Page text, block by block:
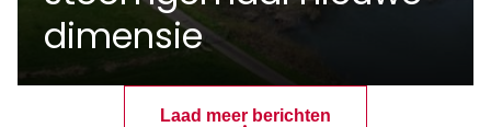
dimensie
Laad meer berichten